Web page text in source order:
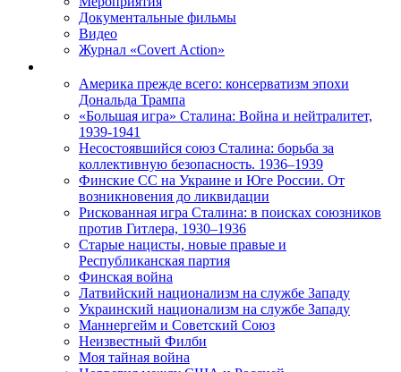
Документальные фильмы
Видео
Журнал «Covert Action»
Америка прежде всего: консерватизм эпохи
Дональда Трампа
«Большая игра» Сталина: Война и нейтралитет,
1939-1941
Несостоявшийся союз Сталина: борьба за
коллективную безопасность. 1936–1939
Финские СС на Украине и Юге России. От
возникновения до ликвидации
Рискованная игра Сталина: в поисках союзников
против Гитлера, 1930–1936
Старые нацисты, новые правые и
Республиканская партия
Финская война
Латвийский национализм на службе Западу
Украинский национализм на службе Западу
Маннергейм и Советский Союз
Неизвестный Филби
Моя тайная война